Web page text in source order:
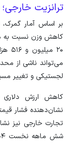
ترانزیت خارجی؛ با کاهش
۲۰
می‌تواند ناشی از
لجستیکی و تغییر
کاهش ارزش دلاری
نشان‌دهنده فشار
تجارت خارجی نیز